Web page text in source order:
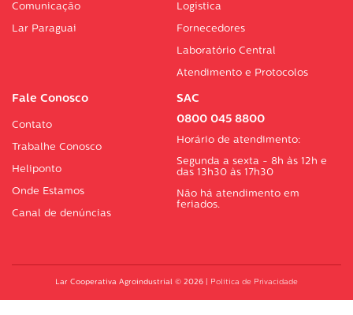
Comunicação
Lar Paraguai
Logística
Fornecedores
Laboratório Central
Atendimento e Protocolos
Fale Conosco
Contato
Trabalhe Conosco
Heliponto
Onde Estamos
Canal de denúncias
SAC
0800 045 8800
Horário de atendimento:
Segunda a sexta - 8h às 12h e
das 13h30 às 17h30
Não há atendimento em
feriados.
Lar Cooperativa Agroindustrial © 2026 Política de Privacidade